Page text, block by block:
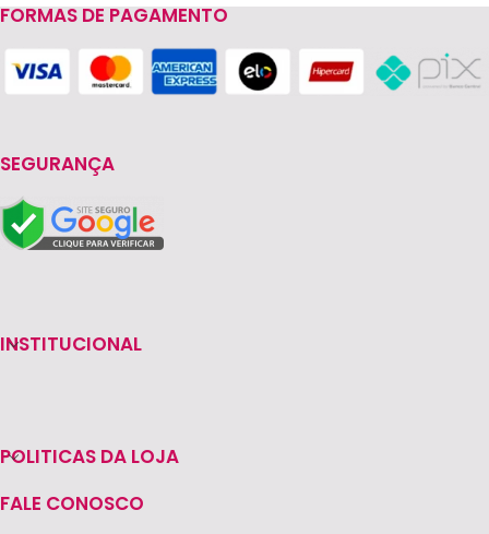
FORMAS DE PAGAMENTO
SEGURANÇA
INSTITUCIONAL
POLITICAS DA LOJA
FALE CONOSCO